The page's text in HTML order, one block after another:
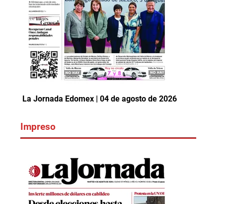
La Jornada Edomex | 04 de agosto de 2026
Impreso